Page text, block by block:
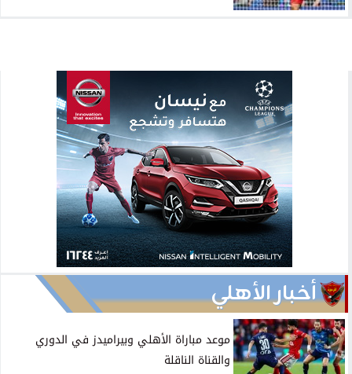
أخبار الأهلي
موعد مباراة الأهلي وبيراميدز في الدوري
والقناة الناقلة